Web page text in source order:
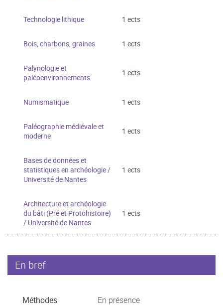
Technologie lithique 1 ects
Bois, charbons, graines 1 ects
Palynologie et
paléoenvironnements
1 ects
Numismatique 1 ects
Paléographie médiévale et
moderne
1 ects
Bases de données et
statistiques en archéologie /
Université de Nantes
1 ects
Architecture et archéologie
du bâti (Pré et Protohistoire)
/ Université de Nantes
1 ects
En bref
Méthodes
En présence